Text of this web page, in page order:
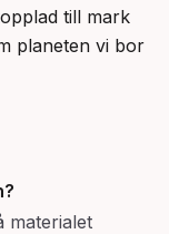
till mark
planeten vi bor
?
materialet